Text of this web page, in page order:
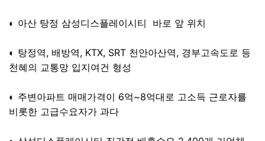
◐ 아산 탕정 삼성디스플레이시티 바로 앞 위치
◐ 탕정역, 배방역, KTX, SRT 천안아산역, 경부고속도로 등
천혜의 교통망 입지여건 형성
◐ 주변아파트 매매가격이 6억~8억대로 고소득 근로자를
비롯한 고급수요자가 과다